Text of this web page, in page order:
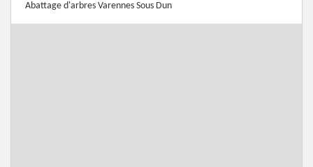
Abattage d'arbres Varennes Sous Dun